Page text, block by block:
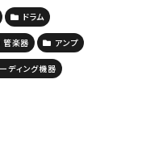
ドラム
管楽器 アンプ
ディング機器